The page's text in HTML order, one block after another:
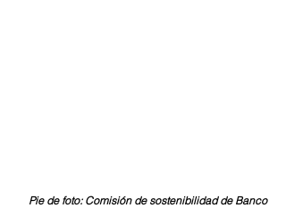
Pie de foto: Comisión de sostenibilidad de Banco